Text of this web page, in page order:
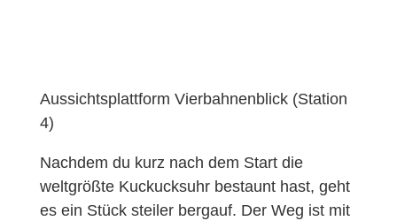
Aussichtsplattform Vierbahnenblick (Station
4)
Nachdem du kurz nach dem Start die
weltgrößte Kuckucksuhr bestaunt hast, geht
es ein Stück steiler bergauf. Der Weg ist mit